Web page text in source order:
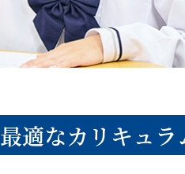
最適なカリキュラ